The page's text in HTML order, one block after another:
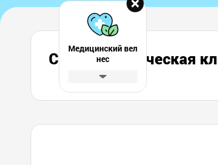
Стоматологическая
Медицинский вел
нес